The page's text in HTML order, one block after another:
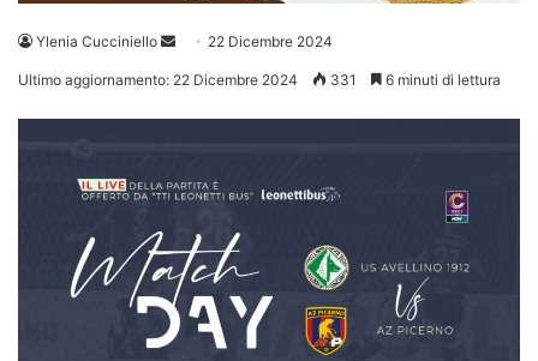
Ylenia Cucciniello
Invia 22 Dicembre 2024
Ultimo aggiornamento: 22 Dicembre 2024 331 6 minuti di lettura